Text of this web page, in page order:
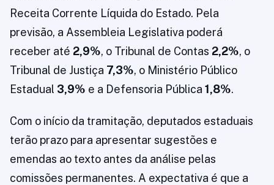
Receita Corrente Líquida do Estado. Pela
previsão, a Assembleia Legislativa poderá
receber até 2,9%, o Tribunal de Contas 2,2%, o
Tribunal de Justiça 7,3%, o Ministério Público
Estadual 3,9% e a Defensoria Pública 1,8%.
Com o início da tramitação, deputados estaduais
terão prazo para apresentar sugestões e
emendas ao texto antes da análise pelas
comissões permanentes. A expectativa é que a